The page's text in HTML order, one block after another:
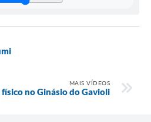
MAIS VÍDEOS
no Ginásio do Gavioli